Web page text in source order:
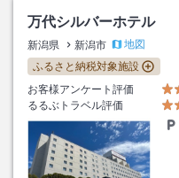
万代シルバーホテル
新潟県 新潟市
地図
ふるさと納税対象施設
お客様アンケート評価
るるぶトラベル評価